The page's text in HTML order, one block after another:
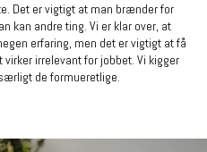
Det er vigtigt at man brænder for
kan andre ting. Vi er klar over, at
erfaring, men det er vigtigt at få
irrelevant for jobbet. Vi kigger
de formueretlige.